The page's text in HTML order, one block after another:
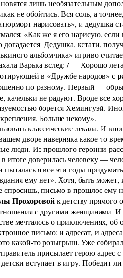
лишь необязательным
не обойтись. Вся соль, а
нарисовать», и дедушка
«Как же я его нарисую, если
догадается. Дедушка, кстати,
альбомчика» игриво
Варька вслед: / — Хорошо
в «Дружбе народов» с
по-разному. Первый —
не радуют. Вроде все
борется Хемингуэй.
Больше некому».
классические лекала. И
дворе наверняка какое-то
люди. Из прошлого героини-
итоге доверилась человеку —
я все эти годы
ему нет». Хотя, быть может,
спросишь, письмо в прошлое
Прохоровойк детству
с другими женщинами.
мечталось о приключениях,
письмо: и адресат, и
какой-то розыгрыш. Уже
присылает герою
вступает в игру. Победит